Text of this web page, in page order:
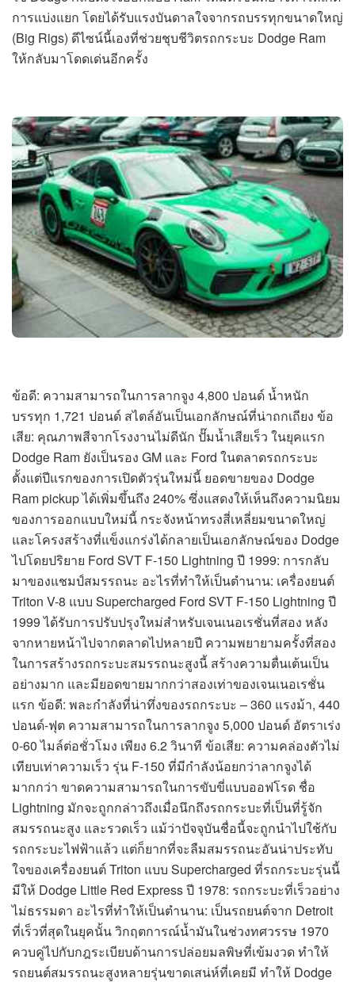
การแบ่งแยก โดยได้รับแรงบันดาลใจจากรถบรรทุกขนาดใหญ่
(Big Rigs) ดีไซน์นี้เองที่ช่วยชุบชีวิตรถกระบะ Dodge Ram
ให้กลับมาโดดเด่นอีกครั้ง
ข้อดี: ความสามารถในการลากจูง 4,800 ปอนด์ น้ำหนัก
บรรทุก 1,721 ปอนด์ สไตล์อันเป็นเอกลักษณ์ที่น่าถกเถียง ข้อ
เสีย: คุณภาพสีจากโรงงานไม่ดีนัก ปั๊มน้ำเสียเร็ว ในยุคแรก
Dodge Ram ยังเป็นรอง GM และ Ford ในตลาดรถกระบะ
ตั้งแต่ปีแรกของการเปิดตัวรุ่นใหม่นี้ ยอดขายของ Dodge
Ram pickup ได้เพิ่มขึ้นถึง 240% ซึ่งแสดงให้เห็นถึงความนิยม
ของการออกแบบใหม่นี้ กระจังหน้าทรงสี่เหลี่ยมขนาดใหญ่
และโครงสร้างที่แข็งแกร่งได้กลายเป็นเอกลักษณ์ของ Dodge
ไปโดยปริยาย Ford SVT F-150 Lightning ปี 1999: การกลับ
มาของแชมป์สมรรถนะ อะไรที่ทำให้เป็นตำนาน: เครื่องยนต์
Triton V-8 แบบ Supercharged Ford SVT F-150 Lightning ปี
1999 ได้รับการปรับปรุงใหม่สำหรับเจนเนอเรชั่นที่สอง หลัง
จากหายหน้าไปจากตลาดไปหลายปี ความพยายามครั้งที่สอง
ในการสร้างรถกระบะสมรรถนะสูงนี้ สร้างความตื่นเต้นเป็น
อย่างมาก และมียอดขายมากกว่าสองเท่าของเจนเนอเรชั่น
แรก ข้อดี: พละกำลังที่น่าทึ่งของรถกระบะ – 360 แรงม้า, 440
ปอนด์-ฟุต ความสามารถในการลากจูง 5,000 ปอนด์ อัตราเร่ง
0-60 ไมล์ต่อชั่วโมง เพียง 6.2 วินาที ข้อเสีย: ความคล่องตัวไม่
เทียบเท่าความเร็ว รุ่น F-150 ที่มีกำลังน้อยกว่าลากจูงได้
มากกว่า ขาดความสามารถในการขับขี่แบบออฟโรด ชื่อ
Lightning มักจะถูกกล่าวถึงเมื่อนึกถึงรถกระบะที่เป็นที่รู้จัก
สมรรถนะสูง และรวดเร็ว แม้ว่าปัจจุบันชื่อนี้จะถูกนำไปใช้กับ
รถกระบะไฟฟ้าแล้ว แต่ก็ยากที่จะลืมสมรรถนะอันน่าประทับ
ใจของเครื่องยนต์ Triton แบบ Supercharged ที่รถกระบะรุ่นนี้
มีให้ Dodge Little Red Express ปี 1978: รถกระบะที่เร็วอย่าง
ไม่ธรรมดา อะไรที่ทำให้เป็นตำนาน: เป็นรถยนต์จาก Detroit
ที่เร็วที่สุดในยุคนั้น วิกฤตการณ์น้ำมันในช่วงทศวรรษ 1970
ควบคู่ไปกับกฎระเบียบด้านการปล่อยมลพิษที่เข้มงวด ทำให้
รถยนต์สมรรถนะสูงหลายรุ่นขาดเสน่ห์ที่เคยมี ทำให้ Dodge